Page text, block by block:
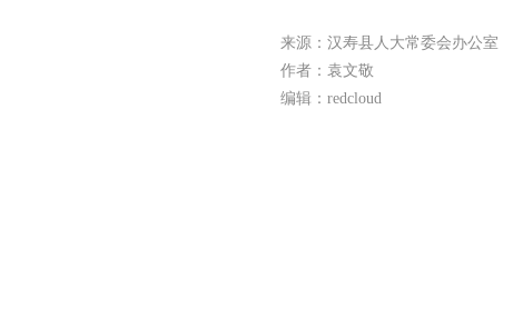
来源：汉寿县人大常委会办公室
作者：袁文敬
编辑：redcloud